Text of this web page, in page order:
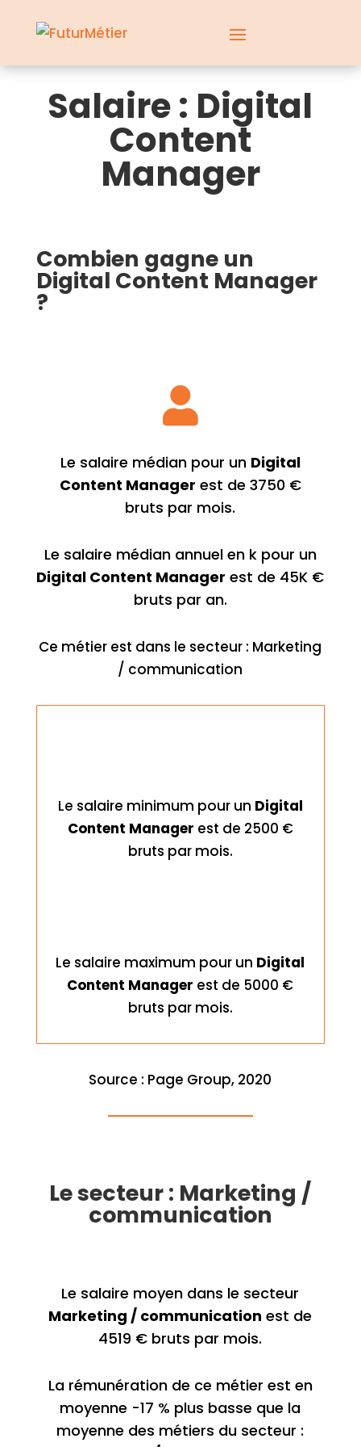
Salaire : Digital
Content
Manager
Combien gagne un
Digital Content Manager
?

Le salaire médian pour un Digital
Content Manager est de 3750 €
bruts par mois.
Le salaire médian annuel en k pour un
Digital Content Manager est de 45K €
bruts par an.
Ce métier est dans le secteur : Marketing
/ communication
Le salaire minimum pour un Digital
Content Manager est de 2500 €
bruts par mois.
Le salaire maximum pour un Digital
Content Manager est de 5000 €
bruts par mois.
Source : Page Group, 2020
Le secteur : Marketing /
communication
Le salaire moyen dans le secteur
Marketing / communication est de
4519 € bruts par mois.
La rémunération de ce métier est en
moyenne -17 % plus basse que la
moyenne des métiers du secteur :